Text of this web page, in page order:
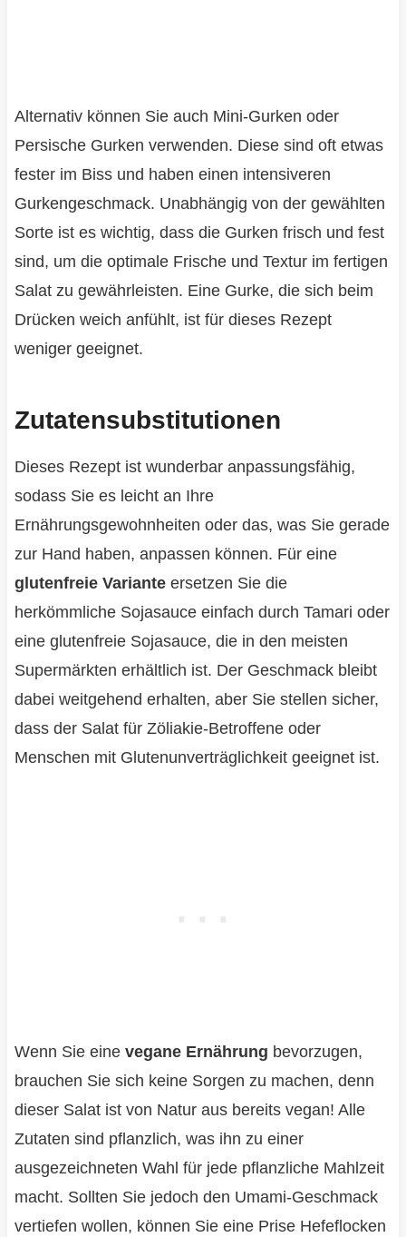
Alternativ können Sie auch Mini-Gurken oder
Persische Gurken verwenden. Diese sind oft etwas
fester im Biss und haben einen intensiveren
Gurkengeschmack. Unabhängig von der gewählten
Sorte ist es wichtig, dass die Gurken frisch und fest
sind, um die optimale Frische und Textur im fertigen
Salat zu gewährleisten. Eine Gurke, die sich beim
Drücken weich anfühlt, ist für dieses Rezept
weniger geeignet.
Zutatensubstitutionen
Dieses Rezept ist wunderbar anpassungsfähig,
sodass Sie es leicht an Ihre
Ernährungsgewohnheiten oder das, was Sie gerade
zur Hand haben, anpassen können. Für eine
glutenfreie Varianteersetzen Sie die
herkömmliche Sojasauce einfach durch Tamari oder
eine glutenfreie Sojasauce, die in den meisten
Supermärkten erhältlich ist. Der Geschmack bleibt
dabei weitgehend erhalten, aber Sie stellen sicher,
dass der Salat für Zöliakie-Betroffene oder
Menschen mit Glutenunverträglichkeit geeignet ist.
Wenn Sie eine vegane Ernährung bevorzugen,
brauchen Sie sich keine Sorgen zu machen, denn
dieser Salat ist von Natur aus bereits vegan! Alle
Zutaten sind pflanzlich, was ihn zu einer
ausgezeichneten Wahl für jede pflanzliche Mahlzeit
macht. Sollten Sie jedoch den Umami-Geschmack
vertiefen wollen, können Sie eine Prise Hefeflocken